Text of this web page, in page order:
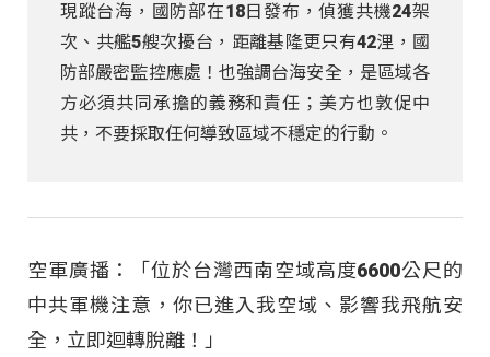
現蹤台海，國防部在18日發布，偵獲共機24架
次、共艦5艘次擾台，距離基隆更只有42浬，國
防部嚴密監控應處！也強調台海安全，是區域各
方必須共同承擔的義務和責任；美方也敦促中
共，不要採取任何導致區域不穩定的行動。
空軍廣播：「位於台灣西南空域高度6600公尺的
中共軍機注意，你已進入我空域、影響我飛航安
全，立即迴轉脫離！」